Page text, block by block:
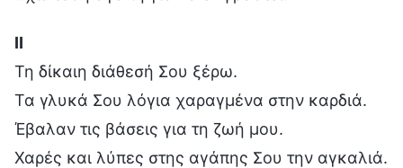
ΙΙ
Τη δίκαιη διάθεσή Σου ξέρω.
Τα γλυκά Σου λόγια χαραγμένα στην καρδιά.
Έβαλαν τις βάσεις για τη ζωή μου.
Χαρές και λύπες στης αγάπης Σου την αγκαλιά.